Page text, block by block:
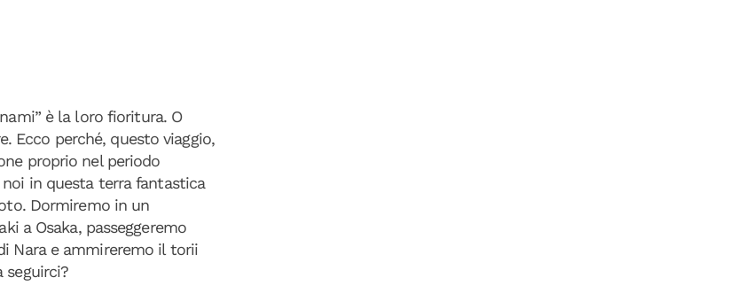
è la loro fioritura. O
Ecco perché, questo viaggio,
proprio nel periodo
in questa terra fantastica
Dormiremo in un
a Osaka, passeggeremo
Nara e ammireremo il torii
seguirci?